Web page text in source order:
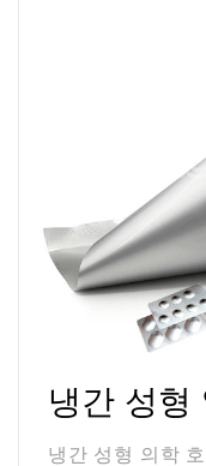
냉간 성형
냉간 성형 의학